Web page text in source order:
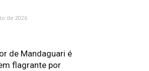
de 2026
de Mandaguari é
flagrante por